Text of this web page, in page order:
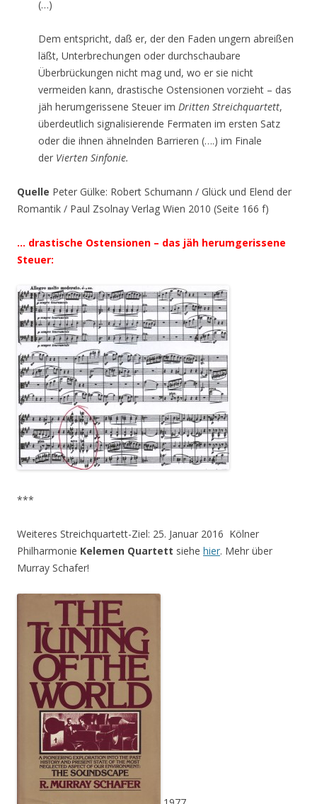
(…)
Dem entspricht, daß er, der den Faden ungern abreißen
läßt, Unterbrechungen oder durchschaubare
Überbrückungen nicht mag und, wo er sie nicht
vermeiden kann, drastische Ostensionen vorzieht – das
jäh herumgerissene Steuer im Dritten Streichquartett,
überdeutlich signalisierende Fermaten im ersten Satz
oder die ihnen ähnelnden Barrieren (….) im Finale
der Vierten Sinfonie.
Quelle Peter Gülke: Robert Schumann / Glück und Elend der
Romantik / Paul Zsolnay Verlag Wien 2010 (Seite 166 f)
… drastische Ostensionen – das jäh herumgerissene
Steuer:
***
Weiteres Streichquartett-Ziel: 25. Januar 2016 Kölner
Philharmonie Kelemen Quartett siehe hier. Mehr über
Murray Schafer!